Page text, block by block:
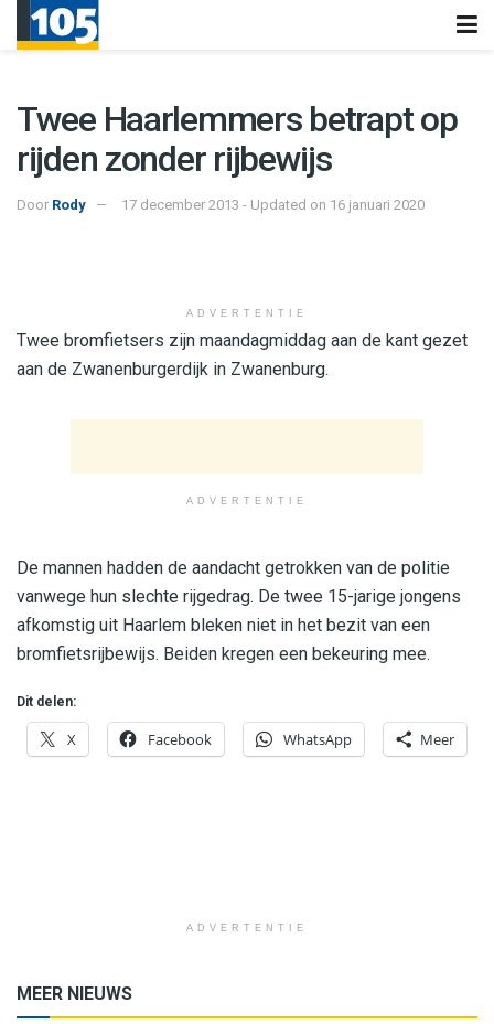
Twee Haarlemmers betrapt op
rijden zonder rijbewijs
Door Rody 17 december 2013 - Updated on 16 januari 2020
ADVERTENTIE
Twee bromfietsers zijn maandagmiddag aan de kant gezet
aan de Zwanenburgerdijk in Zwanenburg.
ADVERTENTIE
De mannen hadden de aandacht getrokken van de politie
vanwege hun slechte rijgedrag. De twee 15-jarige jongens
afkomstig uit Haarlem bleken niet in het bezit van een
bromfietsrijbewijs. Beiden kregen een bekeuring mee.
Dit delen:
X Facebook WhatsApp Meer
ADVERTENTIE
MEER NIEUWS